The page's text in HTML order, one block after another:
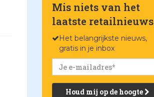
Mis niets van het
laatste retailnieuws
Het belangrijkste nieuws,
gratis in je inbox
Houd mij op de hoogte